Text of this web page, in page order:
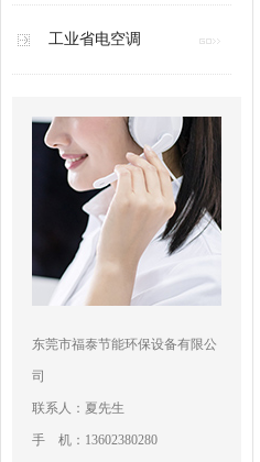
工业省电空调
东莞市福泰节能环保设备有限公
司
联系人：夏先生
手 机：13602380280